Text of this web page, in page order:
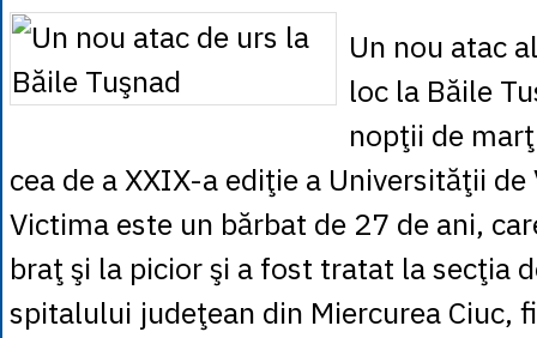
1 MDL = 0.2538
1 NOK= 0.4191
1 PLN = 1.1646
1 RSD
= 0.0425
1 RUB= 0.0530
1 SEK = 0.4526
1 TRY= 0.1141
1 UAH= 0.1048
1 XDR = 5.9383
1 ZAR = 0.2318
Un nou atac
loc la Băile
nopţii de
cea de a XXIX-a ediţie a Universităţii de
Victima este un bărbat de 27 de ani,
braţ şi la picior şi a fost tratat la secţia
spitalului judeţean din Miercurea Ciuc,